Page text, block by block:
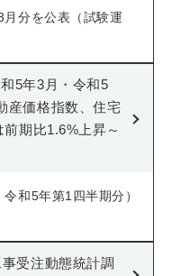
分を公表（試験運
5年3月・令和5
産価格指数、住宅
期比1.6%上昇～
和5年第1四半期分）
受注動態統計調